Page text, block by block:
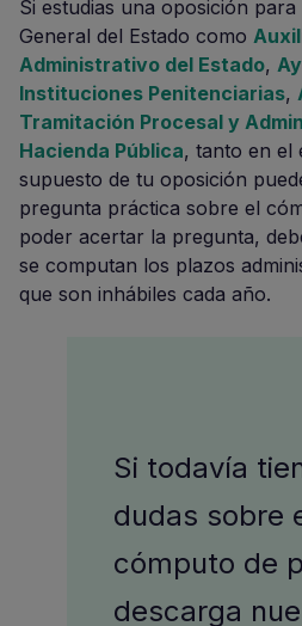
Si estudias una oposición
General del Estado como
Administrativo del Estado,
Instituciones Penitenciarias,
Tramitación Procesal y
Hacienda Pública, tanto en el
supuesto de tu oposición
pregunta práctica sobre el
poder acertar la pregunta,
se computan los plazos
que son inhábiles cada año.
Si todavía
dudas sobre
cómputo de
descarga